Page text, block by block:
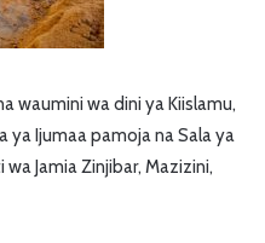
waumini wa dini ya Kiislamu,
ya Ijumaa pamoja na Sala ya
Jamia Zinjibar, Mazizini,